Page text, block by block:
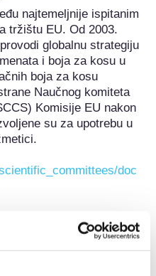
najtemeljnije ispitanim
tržištu EU. Od 2003.
globalnu strategiju
i boja za kosu u
boja za kosu
Naučnog komiteta
Komisije EU nakon
su za upotrebu u
doc
u Aneks III Uredbe o
Naučnog komiteta za